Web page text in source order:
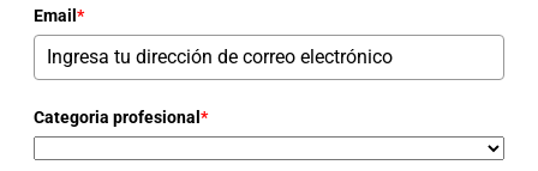
Email *
Categoria profesional *